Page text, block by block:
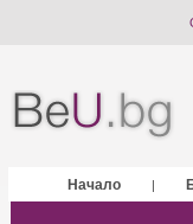
Начало |